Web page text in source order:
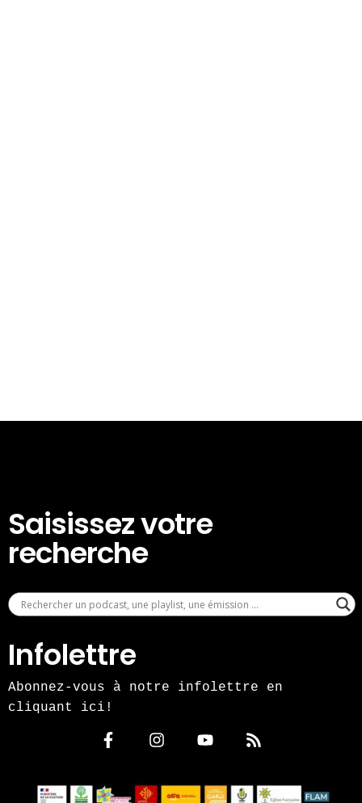
Saisissez votre
recherche
Infolettre
Abonnez-vous à notre infolettre en
cliquant ici!